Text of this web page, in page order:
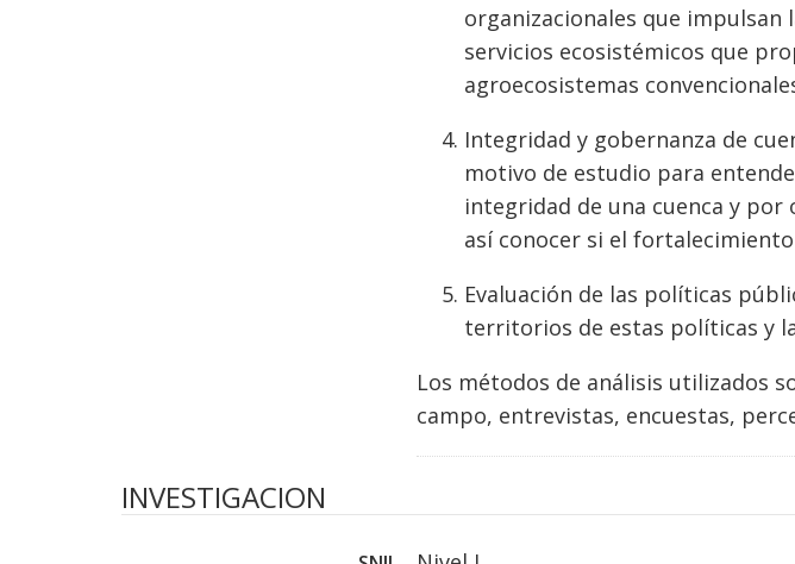
organizacionales que
servicios ecosistémicos que
agroecosistemas
Integridad y gobernanza de
motivo de estudio para
integridad de una cuenca y
así conocer si el
Evaluación de las políticas
territorios de estas políticas y
Los métodos de análisis utilizados
campo, entrevistas, encuestas,
INVESTIGACION